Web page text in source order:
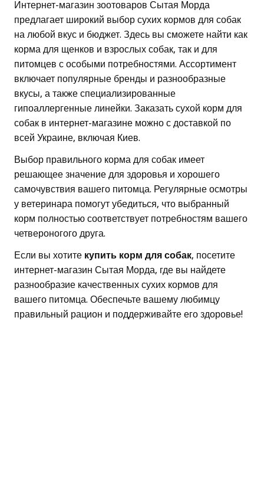
Интернет-магазин зоотоваров Сытая Морда
предлагает широкий выбор сухих кормов для собак
на любой вкус и бюджет. Здесь вы сможете найти как
корма для щенков и взрослых собак, так и для
питомцев с особыми потребностями. Ассортимент
включает популярные бренды и разнообразные
вкусы, а также специализированные
гипоаллергенные линейки. Заказать сухой корм для
собак в интернет-магазине можно с доставкой по
всей Украине, включая Киев.
Выбор правильного корма для собак имеет
решающее значение для здоровья и хорошего
самочувствия вашего питомца. Регулярные осмотры
у ветеринара помогут убедиться, что выбранный
корм полностью соответствует потребностям вашего
четвероногого друга.
Если вы хотите купить корм для собак, посетите
интернет-магазин Сытая Морда, где вы найдете
разнообразие качественных сухих кормов для
вашего питомца. Обеспечьте вашему любимцу
правильный рацион и поддерживайте его здоровье!